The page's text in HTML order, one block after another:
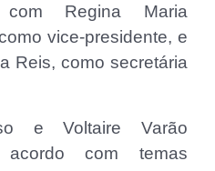
com Regina Maria
vice-presidente, e
Reis, como secretária
e Voltaire Varão
acordo com temas